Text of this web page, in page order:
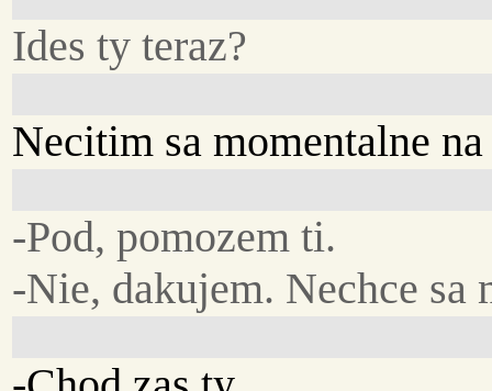
Ides ty teraz?
Necitim sa momentalne
-Pod, pomozem ti.
-Nie, dakujem. Nechce sa